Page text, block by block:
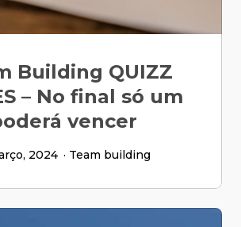
Building QUIZZ
– No final só um
vencer
2024 Team building